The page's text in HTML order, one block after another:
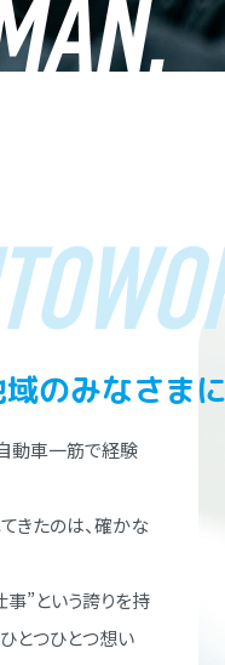
のみなさま
動⾞⼀筋で経験
きたのは、確かな
”という誇りを持
とつひとつ想い